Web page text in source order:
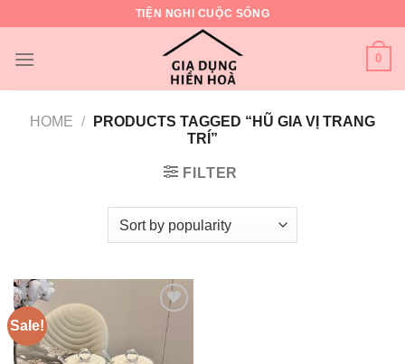
content
TIỆN NGHI CUỘC SỐNG
0
HOME /
PRODUCTS TAGGED “HŨ GIA VỊ TRANG
TRÍ”
FILTER
Sale!